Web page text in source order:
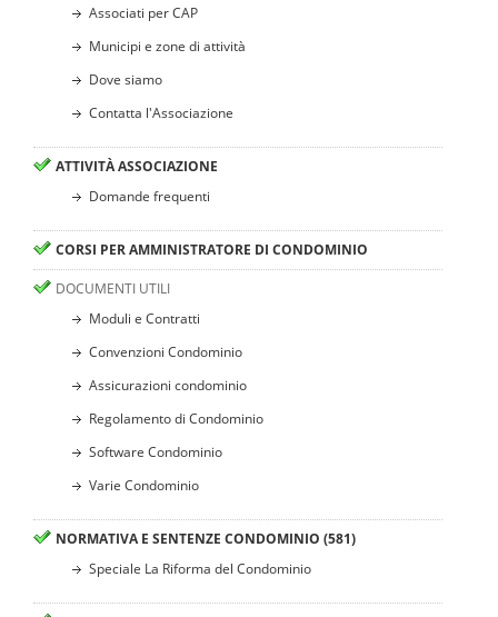
Associati per CAP
Municipi e zone di attività
Dove siamo
Contatta l'Associazione
ATTIVITÀ ASSOCIAZIONE
Domande frequenti
CORSI PER AMMINISTRATORE DI CONDOMINIO
DOCUMENTI UTILI
Moduli e Contratti
Convenzioni Condominio
Assicurazioni condominio
Regolamento di Condominio
Software Condominio
Varie Condominio
NORMATIVA E SENTENZE CONDOMINIO (581)
Speciale La Riforma del Condominio